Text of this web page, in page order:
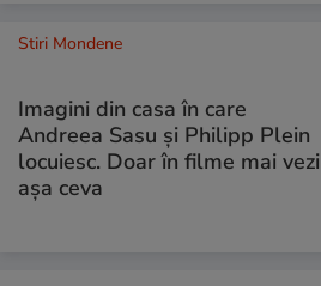
Stiri Mondene
Imagini din casa în care
Andreea Sasu și Philipp Plein
locuiesc. Doar în filme mai vezi
așa ceva